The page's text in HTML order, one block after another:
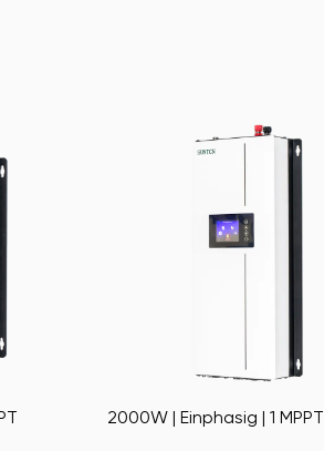
2000W | Einphasig | 1 MPPT